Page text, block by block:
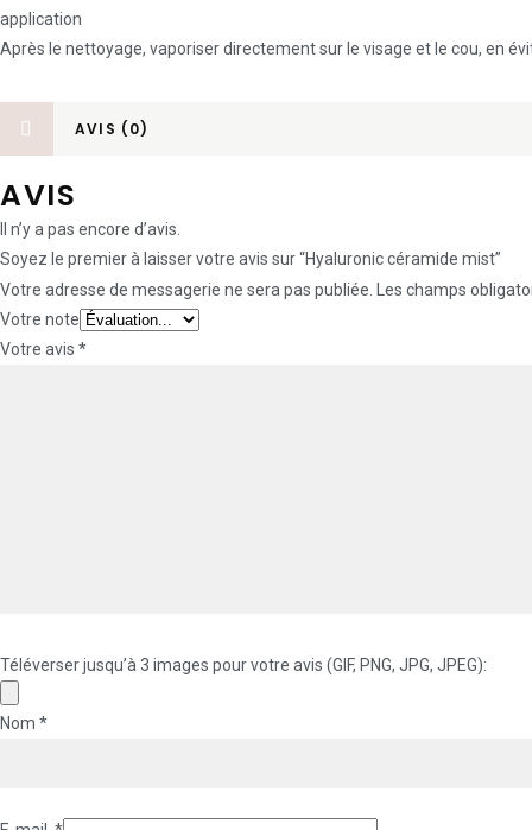
application
Après le nettoyage, vaporiser directement sur le visage et le cou, en
AVIS (0)
AVIS
Il n’y a pas encore d’avis.
Soyez le premier à laisser votre avis sur “Hyaluronic céramide mist”
Votre adresse de messagerie ne sera pas publiée.
Les champs
Votre note
Votre avis *
Téléverser jusqu’à 3 images pour votre avis (GIF, PNG, JPG, JPEG):
Nom *